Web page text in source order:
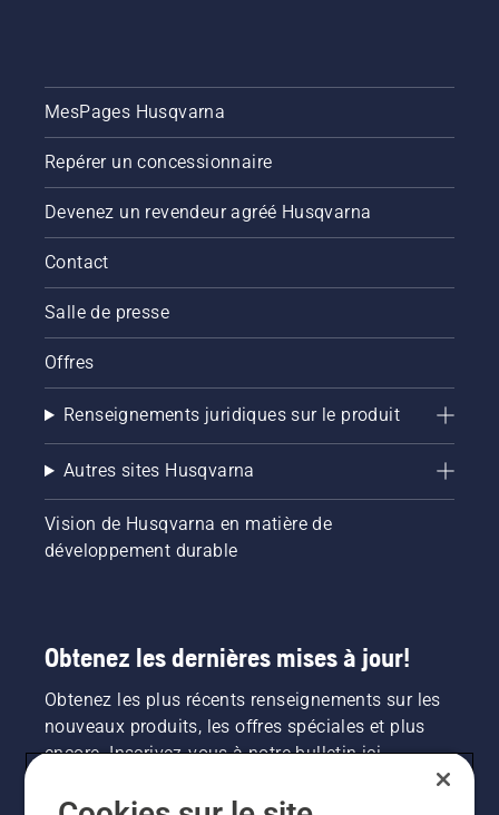
MesPages Husqvarna
Repérer un concessionnaire
Devenez un revendeur agréé Husqvarna
Contact
Salle de presse
Offres
Renseignements juridiques sur le produit
Autres sites Husqvarna
Vision de Husqvarna en matière de
développement durable
Obtenez les dernières mises à jour!
Obtenez les plus récents renseignements sur les
nouveaux produits, les offres spéciales et plus
encore. Inscrivez-vous à notre bulletin ici.